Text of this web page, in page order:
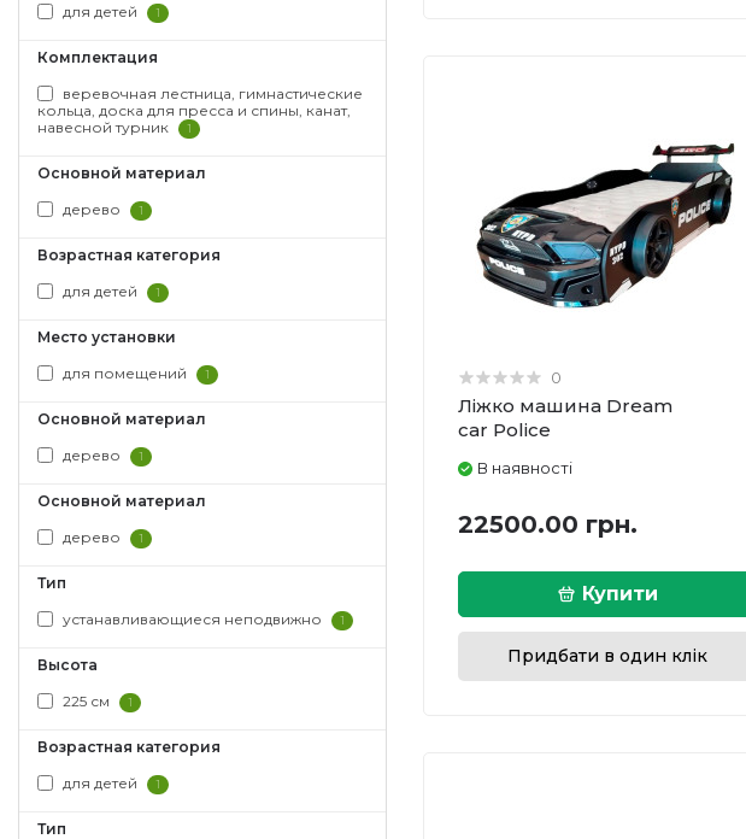
для детей 1
Комплектация
веревочная лестница, гимнастические
кольца, доска для пресса и спины, канат,
навесной турник
1
Основной материал
дерево 1
Возрастная категория
для детей 1
Место установки
для помещений 1
Основной материал
дерево 1
Основной материал
дерево 1
Тип
устанавливающиеся неподвижно 1
Высота
225 см 1
Возрастная категория
для детей 1
Тип
0
Ліжко машина Dream
car Police
В наявності
22500.00 грн.
Купити
Придбати в один клік